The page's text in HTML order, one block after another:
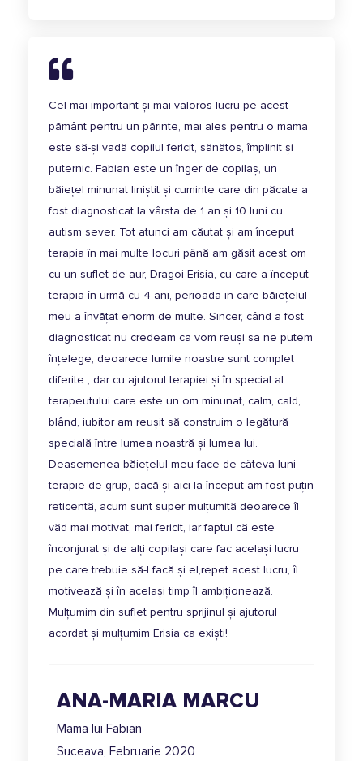
Cel mai important și mai valoros lucru pe acest
pământ pentru un părinte, mai ales pentru o mama
este să-și vadă copilul fericit, sănătos, împlinit și
puternic. Fabian este un înger de copilaș, un
băiețel minunat liniștit și cuminte care din păcate a
fost diagnosticat la vârsta de 1 an și 10 luni cu
autism sever. Tot atunci am căutat și am început
terapia în mai multe locuri până am găsit acest om
cu un suflet de aur, Dragoi Erisia, cu care a început
terapia în urmă cu 4 ani, perioada in care băiețelul
meu a învățat enorm de multe. Sincer, când a fost
diagnosticat nu credeam ca vom reuși sa ne putem
înțelege, deoarece lumile noastre sunt complet
diferite , dar cu ajutorul terapiei și în special al
terapeutului care este un om minunat, calm, cald,
blând, iubitor am reușit să construim o legătură
specială între lumea noastră și lumea lui.
Deasemenea băiețelul meu face de câteva luni
terapie de grup, dacă și aici la început am fost puțin
reticentă, acum sunt super mulțumită deoarece îl
văd mai motivat, mai fericit, iar faptul că este
înconjurat și de alți copilași care fac același lucru
pe care trebuie să-l facă și el,repet acest lucru, îl
motivează și în același timp îl ambiționează.
Mulțumim din suflet pentru sprijinul și ajutorul
acordat și mulțumim Erisia ca exiști!
ANA-MARIA MARCU
Mama lui Fabian
Suceava, Februarie 2020